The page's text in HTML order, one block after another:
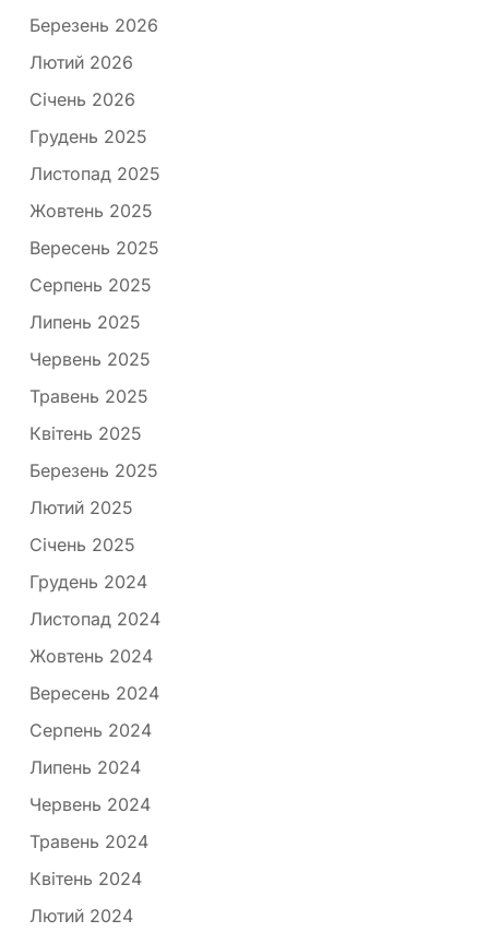
Березень 2026
Лютий 2026
Січень 2026
Грудень 2025
Листопад 2025
Жовтень 2025
Вересень 2025
Серпень 2025
Липень 2025
Червень 2025
Травень 2025
Квітень 2025
Березень 2025
Лютий 2025
Січень 2025
Грудень 2024
Листопад 2024
Жовтень 2024
Вересень 2024
Серпень 2024
Липень 2024
Червень 2024
Травень 2024
Квітень 2024
Лютий 2024